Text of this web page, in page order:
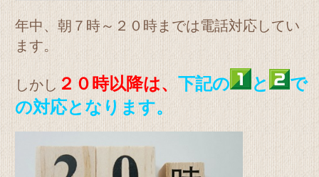
年中、朝７時～２０時までは電話対応してい
ます。
しかし ２０時以降は、下記の と
で
の対応となります。